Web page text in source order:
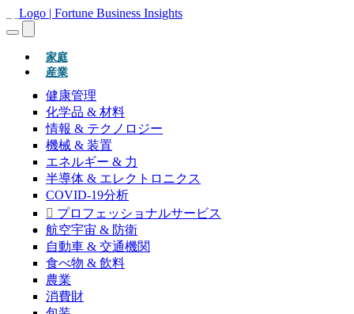
家庭(現在)
産業
健康管理
化学品 & 材料
情報 & テクノロジー
機械 & 装置
エネルギー & 力
半導体 & エレクトロニクス
COVID-19分析
プロフェッショナルサービス
航空宇宙 & 防衛
自動車 & 交通機関
食べ物 & 飲料
農業
消費財